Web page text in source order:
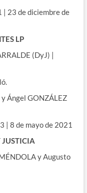
| 23 de diciembre de
LP
(DyJ) |
Ángel GONZÁLEZ
| 8 de mayo de 2021
JUSTICIA
y Augusto